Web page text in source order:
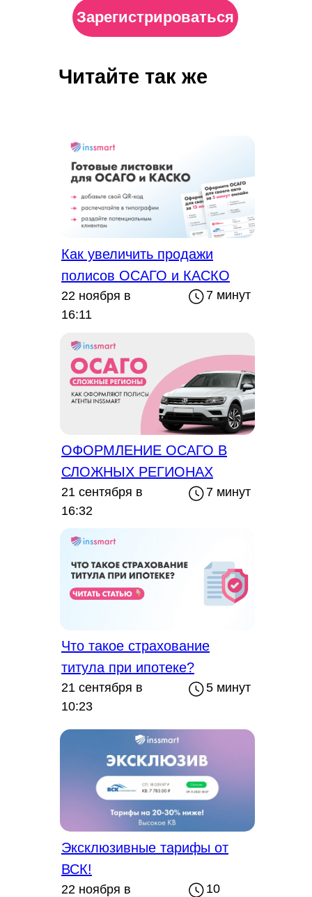
просто напишите нам и укажите,
какой продукт и какие риски вы
Написать в Telegram
Зарегистрироваться
Читайте так же
Как увеличить продажи
полисов ОСАГО и КАСКО
22 ноября в
16:11
7 минут
Что такое страхование
титула при ипотеке?
21 сентября в
10:23
5 минут
ОФОРМЛЕНИЕ ОСАГО В
СЛОЖНЫХ РЕГИОНАХ
21 сентября в
16:32
7 минут
Эксклюзивные тарифы от
ВСК!
22 ноября в
10